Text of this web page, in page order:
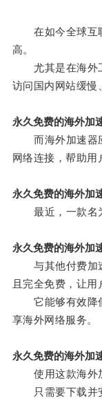
在如今全球互联
高。
尤其是在海外工
访问国内网站缓慢
永久免费的海外加
而海外加速器应
网络连接，帮助用
永久免费的海外加
最近，一款名为
永久免费的海外加
与其他付费加速
且完全免费，让用
它能够有效降低
享海外网络服务。
永久免费的海外加
使用这款海外加
只需要下载并安